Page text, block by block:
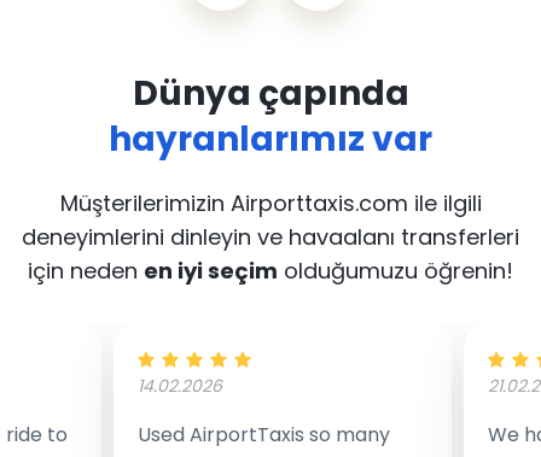
Dünya çapında
hayranlarımız var
Müşterilerimizin Airporttaxis.com ile ilgili
deneyimlerini dinleyin ve havaalanı transferleri
için neden en iyi seçim olduğumuzu öğrenin!
to
14.02.2026
Used AirportTaxis so many
We